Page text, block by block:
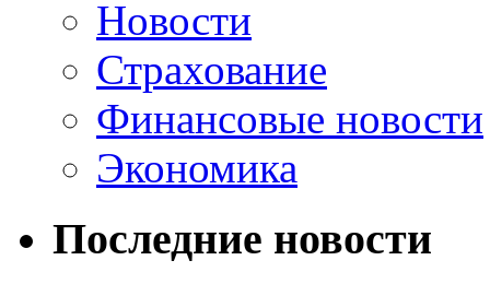
Новости
Страхование
Финансовые новости
Экономика
Последние новости